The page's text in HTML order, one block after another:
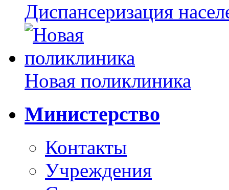
Диспансеризация
Новая поликлиника
Министерство
Контакты
Учреждения